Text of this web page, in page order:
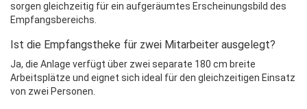
sorgen gleichzeitig für ein aufgeräumtes Erscheinungsbild des
Empfangsbereichs.
Ist die Empfangstheke für zwei Mitarbeiter ausgelegt?
Ja, die Anlage verfügt über zwei separate 180 cm breite
Arbeitsplätze und eignet sich ideal für den gleichzeitigen Einsatz
von zwei Personen.